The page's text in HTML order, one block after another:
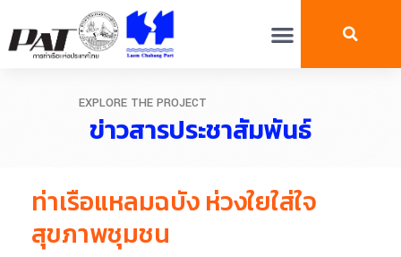
EXPLORE THE PROJECT
ข่าวสารประชาสัมพันธ์
ท่าเรือแหลมฉบัง ห่วงใยใส่ใจ
สุขภาพชุมชน